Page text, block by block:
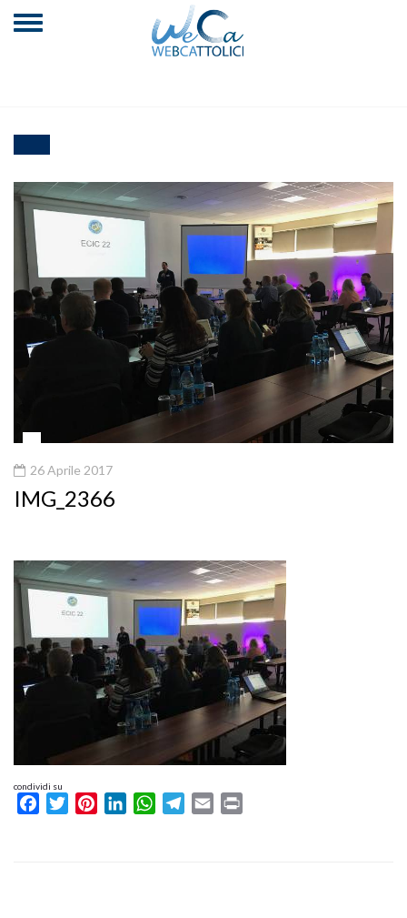
26 Aprile 2017
IMG_2366
condividi su
FacebookTwitterPinterestLinkedInWhatsAppTelegram
Email